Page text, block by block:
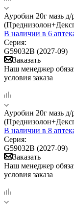
Ауробин 20г мазь
В наличии в 6
Серия:
G59032B (2027-09)
Заказать
Наш менеджер
условия заказа
Ауробин 20г мазь
В наличии в 8
Серия:
G59032B (2027-09)
Заказать
Наш менеджер
условия заказа